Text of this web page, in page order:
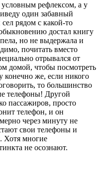
рефлексом, а у
один забавный
рядом с какой-то
достал книгу
но не выдержала и
почитать вместо
отрывался от
домой, чтобы посмотреть
конечно же, если никого
то большинство
телефоны! Другой
пассажиров, просто
телефон, и он
через минуту не
свои телефоны и
Хотя многие
не осознают.